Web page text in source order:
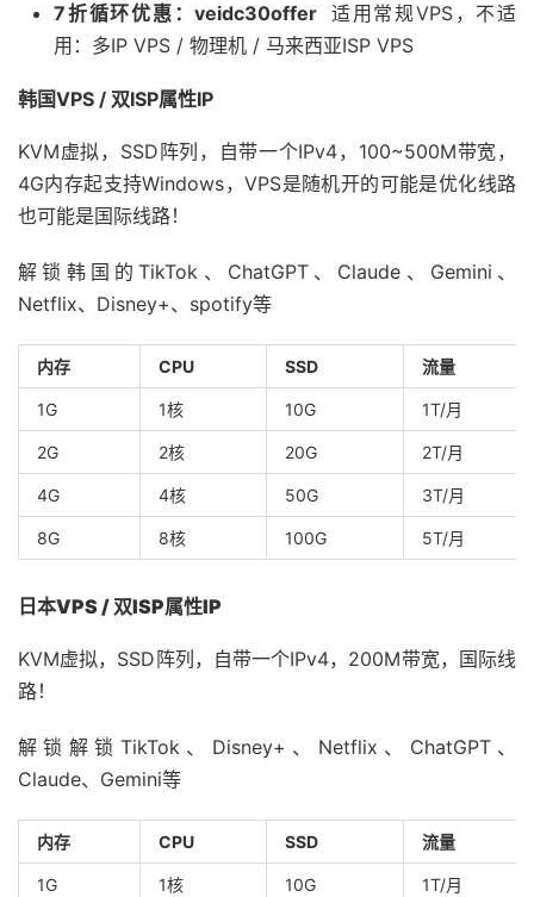
7折循环优惠：veidc30offer 适用常规VPS，不适
用：多IP VPS / 物理机 / 马来西亚ISP VPS
韩国VPS / 双ISP属性IP
KVM虚拟，SSD阵列，自带一个IPv4，100~500M带宽，
4G内存起支持Windows，VPS是随机开的可能是优化线路
也可能是国际线路！
解锁韩国的TikTok、ChatGPT、Claude、Gemini、
Netflix、Disney+、spotify等
内存 CPU SSD 流量
1G 1核 10G 1T/月
2G 2核 20G 2T/月
4G 4核 50G 3T/月
8G 8核 100G 5T/月
日本VPS / 双ISP属性IP
KVM虚拟，SSD阵列，自带一个IPv4，200M带宽，国际线
路！
解锁解锁TikTok、Disney+、Netflix、ChatGPT、
Claude、Gemini等
内存 CPU SSD 流量
1G 1核 10G 1T/月